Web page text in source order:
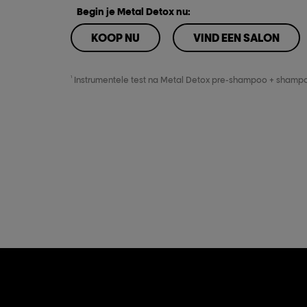
Begin je Metal Detox nu:
KOOP NU
KOOP NU
VIND EEN SALON
VIND EEN SALON
1Instrumentele test na Metal Detox pre-shampoo +